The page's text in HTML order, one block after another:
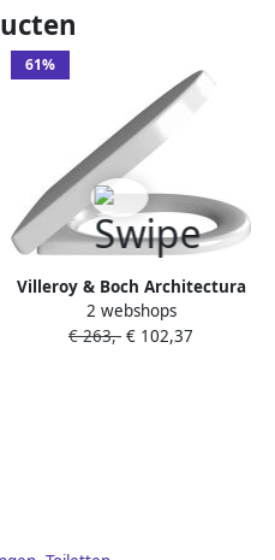
61%
Villeroy & Boch Architectura
Closetzitting met
automatische sluitfunctie
2 webshops
€ 263,- € 102,37